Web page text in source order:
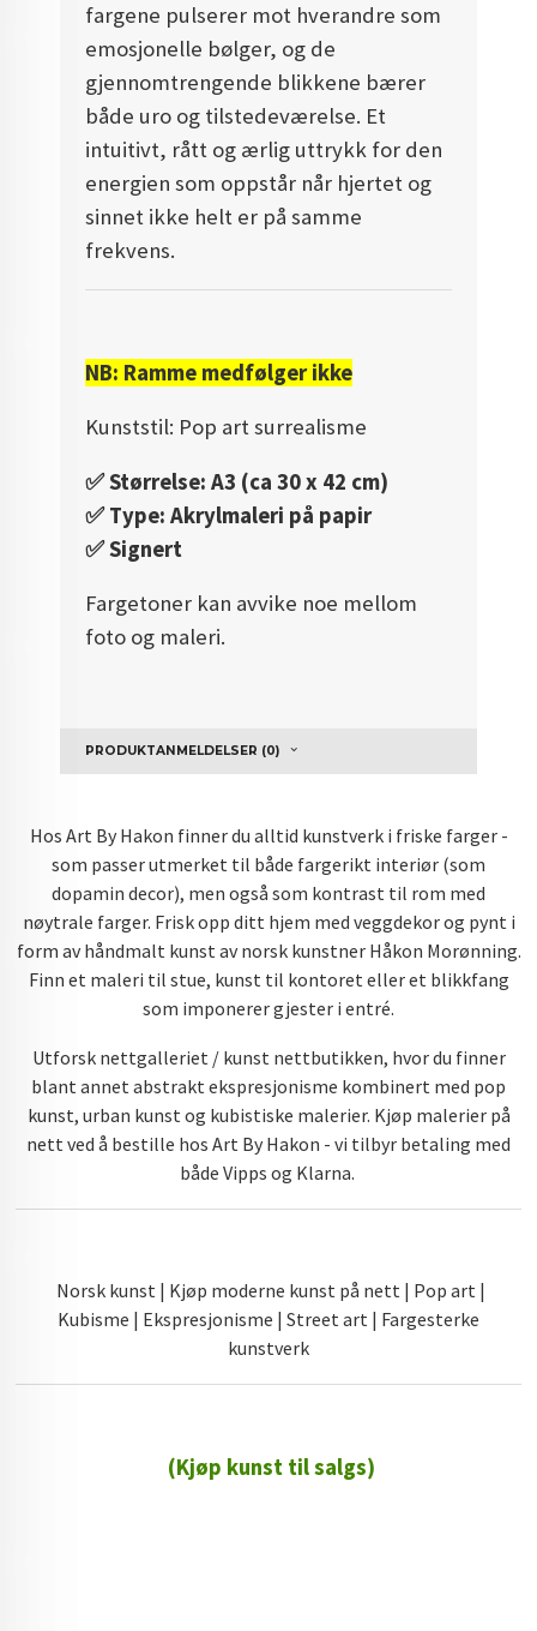
fargene pulserer mot hverandre som
emosjonelle bølger, og de
gjennomtrengende blikkene bærer
både uro og tilstedeværelse. Et
intuitivt, rått og ærlig uttrykk for den
energien som oppstår når hjertet og
sinnet ikke helt er på samme
frekvens.
NB: Ramme medfølger ikke
Kunststil: Pop art surrealisme
✅️ Størrelse: A3 (ca 30 x 42 cm)
✅️ Type: Akrylmaleri på papir
✅️ Signert
Fargetoner kan avvike noe mellom
foto og maleri.
PRODUKTANMELDELSER (0)
Hos Art By Hakon finner du alltid kunstverk i friske farger -
som passer utmerket til både fargerikt interiør (som
dopamin decor), men også som kontrast til rom med
nøytrale farger. Frisk opp ditt hjem med veggdekor og pynt i
form av håndmalt kunst av norsk kunstner Håkon Morønning.
Finn et maleri til stue, kunst til kontoret eller et blikkfang
som imponerer gjester i entré.
Utforsk nettgalleriet / kunst nettbutikken, hvor du finner
blant annet abstrakt ekspresjonisme kombinert med pop
kunst, urban kunst og kubistiske malerier. Kjøp malerier på
nett ved å bestille hos Art By Hakon - vi tilbyr betaling med
både Vipps og Klarna.
Norsk kunst | Kjøp moderne kunst på nett | Pop art |
Kubisme | Ekspresjonisme | Street art | Fargesterke
kunstverk
(Kjøp kunst til salgs)